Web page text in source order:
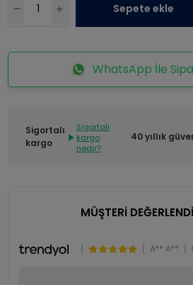
Sepete ekle
WhatsApp İle
Sigortalı
kargo
Sigortalı
kargo
nedir?
40 yıllık
MÜŞTERİ
A** A**